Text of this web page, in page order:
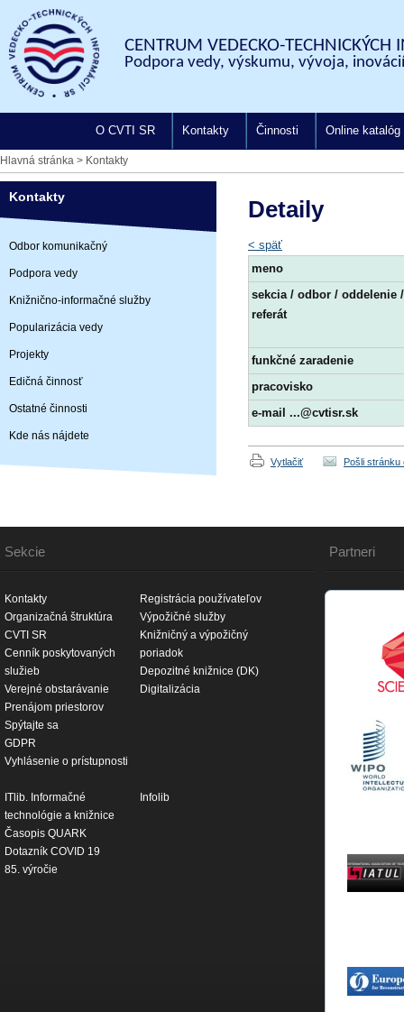
CENTRUM VEDECKO-TECHNICKÝCH
Podpora vedy, výskumu, vývoja,
O CVTI SR Kontakty Činnosti Online katalóg
Hlavná stránka > Kontakty
Kontakty
Odbor komunikačný
Podpora vedy
Knižnično-informačné služby
Popularizácia vedy
Projekty
Edičná činnosť
Ostatné činnosti
Kde nás nájdete
Detaily
< späť
meno
sekcia / odbor / oddelenie /
referát
funkčné zaradenie
pracovisko
e-mail ...@cvtisr.sk
Vytlačiť Pošli stránku
Sekcie
Kontakty
Organizačná štruktúra
CVTI SR
Cenník poskytovaných
služieb
Verejné obstarávanie
Prenájom priestorov
Spýtajte sa
GDPR
Vyhlásenie o prístupnosti
Registrácia používateľov
Výpožičné služby
Knižničný a výpožičný
poriadok
Depozitné knižnice (DK)
Digitalizácia
ITlib. Informačné
technológie a knižnice
Časopis QUARK
Dotazník COVID 19
85. výročie
Infolib
Partneri